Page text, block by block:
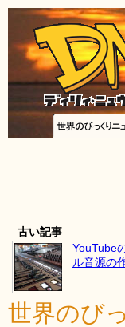
古い記事
YouTube
ル音源の
世界のび